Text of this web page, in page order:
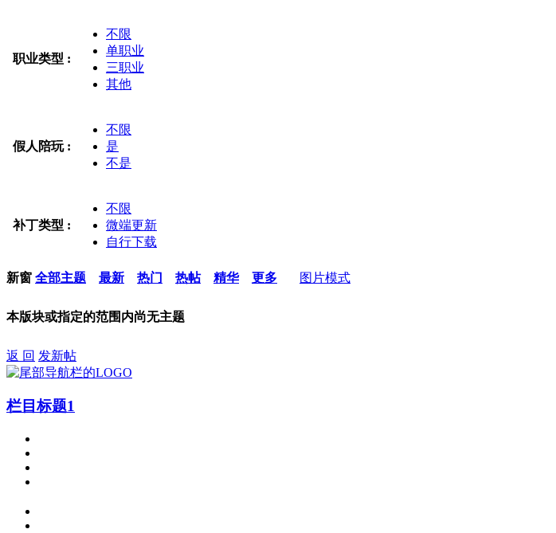
职业类型 :
不限
单职业
三职业
其他
假人陪玩 :
不限
是
不是
补丁类型 :
不限
微端更新
自行下载
新窗 全部主题 最新 热门 热帖 精华 更多 图片模式
本版块或指定的范围内尚无主题
返 回 发新帖
栏目标题1